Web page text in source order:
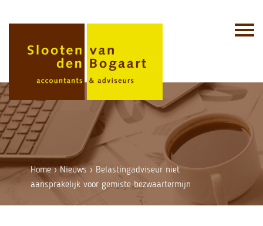
Home›Nieuws › Belastingadviseur niet
aansprakelijk voor gemiste bezwaartermijn